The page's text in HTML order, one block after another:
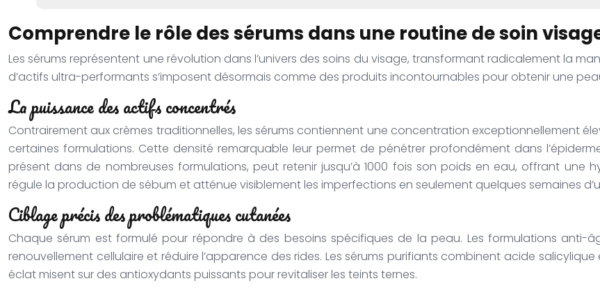
Comprendre le rôle des sérums dans une routine de soin
Les sérums représentent une révolution dans l’univers des soins du visage, transformant radicalement la
d’actifs ultra-performants s’imposent désormais comme des produits incontournables pour obtenir une
La puissance des actifs concentrés
Contrairement aux crèmes traditionnelles, les sérums contiennent une concentration exceptionnellement
certaines formulations. Cette densité remarquable leur permet de pénétrer profondément dans
présent dans de nombreuses formulations, peut retenir jusqu’à 1000 fois son poids en eau, offrant une
régule la production de sébum et atténue visiblement les imperfections en seulement quelques semaines
Ciblage précis des problématiques cutanées
Chaque sérum est formulé pour répondre à des besoins spécifiques de la peau. Les formulations anti-
renouvellement cellulaire et réduire l’apparence des rides. Les sérums purifiants combinent acide
éclat misent sur des antioxydants puissants pour revitaliser les teints ternes.